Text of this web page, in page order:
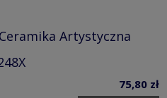
Artystyczna
75,80 zł